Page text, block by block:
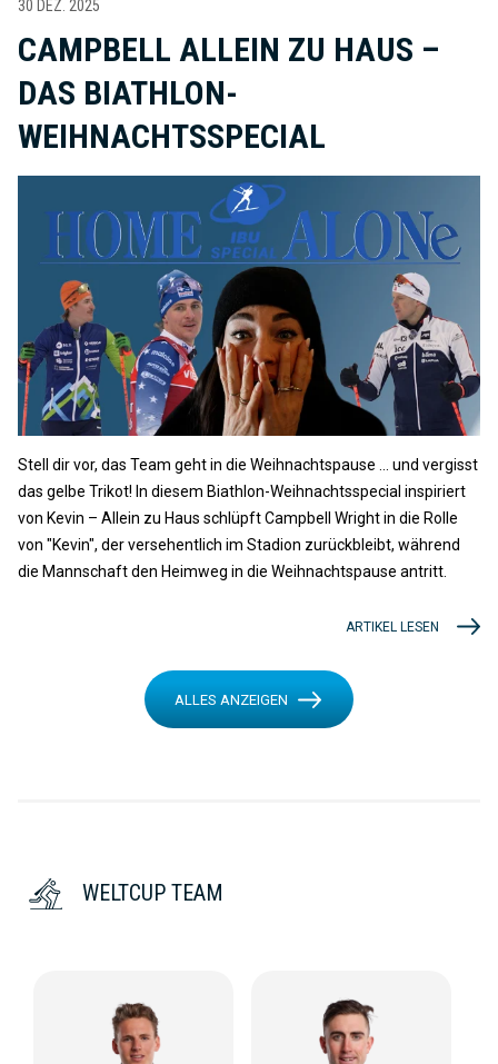
30 DEZ. 2025
CAMPBELL ALLEIN ZU HAUS –
DAS BIATHLON-
WEIHNACHTSSPECIAL
Stell dir vor, das Team geht in die Weihnachtspause ... und vergisst
das gelbe Trikot! In diesem Biathlon-Weihnachtsspecial inspiriert
von Kevin – Allein zu Haus schlüpft Campbell Wright in die Rolle
von "Kevin", der versehentlich im Stadion zurückbleibt, während
die Mannschaft den Heimweg in die Weihnachtspause antritt.
ARTIKEL LESEN
ALLES ANZEIGEN
WELTCUP TEAM